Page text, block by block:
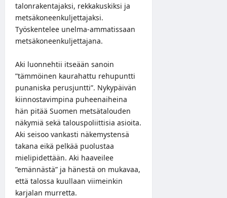
talonrakentajaksi, rekkakuskiksi ja
metsäkoneenkuljettajaksi.
Työskentelee unelma-ammatissaan
metsäkoneenkuljettajana.
Aki luonnehtii itseään sanoin
”tämmöinen kaurahattu rehupuntti
punaniska perusjuntti”. Nykypäivän
kiinnostavimpina puheenaiheina
hän pitää Suomen metsätalouden
näkymiä sekä talouspoliittisia asioita.
Aki seisoo vankasti näkemystensä
takana eikä pelkää puolustaa
mielipidettään. Aki haaveilee
”emännästä” ja hänestä on mukavaa,
että talossa kuullaan viimeinkin
karjalan murretta.